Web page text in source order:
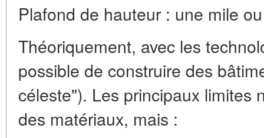
Plafond de hauteur : une mile
Théoriquement, avec les
possible de construire des
céleste"). Les principaux limites
des matériaux, mais :